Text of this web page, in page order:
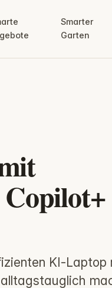
Smarter
Garten
KI‑Laptop